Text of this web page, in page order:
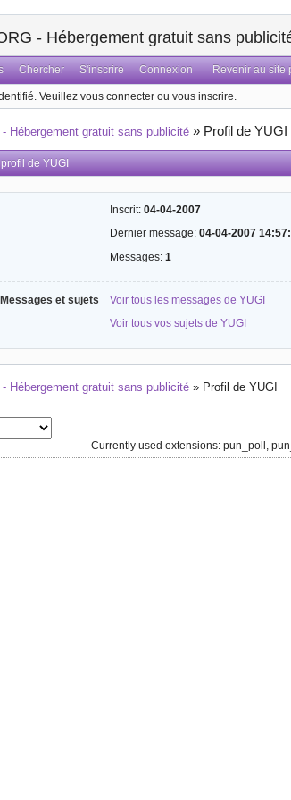
- Hébergement gratuit sans
Chercher S'inscrire Connexion Revenir au site
Veuillez vous connecter ou vous inscrire.
- Hébergement gratuit sans publicité » Profil de YUGI
de YUGI
Inscrit: 04-04-2007
Dernier message: 04-04-2007
Messages: 1
Messages et sujets
Voir tous les messages de YUGI
Voir tous vos sujets de YUGI
- Hébergement gratuit sans publicité » Profil de YUGI
Currently used extensions: pun_poll,